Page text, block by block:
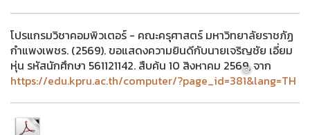
โปรแกรมวิชาคอมพิวเตอร์ - คณะครุศาสตร์ มหาวิทยาลัยราชภัฏ
กำแพงเพชร. (2569). ขอแสดงความยินดีกับนายเจริญชัย เอี่ยม
หุ่น รหัสนักศึกษา 561121142. สืบค้น 10 สิงหาคม 2569, จาก
https://edu.kpru.ac.th/computer/?page_id=381&lang=TH